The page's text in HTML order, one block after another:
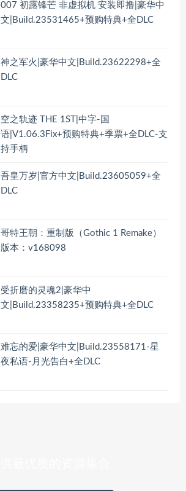
007 初露锋芒 非虚拟机 安装即撸|豪华中
文|Build.23531465+预购特典+全DLC
神之军火|豪华中文|Build.23622298+全
DLC
空之轨迹 THE 1ST|中字-国
语|V1.06.3Fix+预购特典+季票+全DLC-支
持手柄
吾皇万岁|官方中文|Build.23605059+全
DLC
哥特王朝：重制版（Gothic 1 Remake）
版本：v168098
受折磨的灵魂2|豪华中
文|Build.23358235+预购特典+全DLC
难忘的爱|豪华中文|Build.23558171-星
夜私语-月光告白+全DLC